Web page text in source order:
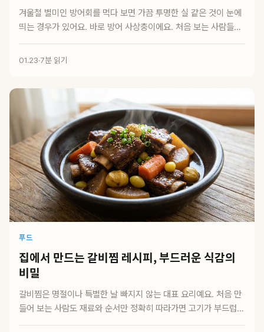
겨울철 별미인 방어회를 먹다 보면 가끔 투명한 실 같은 것이 눈에
띄는 경우가 있어요. 바로 방어 사상충이에요. 처음 보는 사람들은
깜짝 놀라지...
01.23·7분 읽기
푸드
집에서 만드는 갈비찜 레시피, 부드러운 식감의
비밀
갈비찜은 명절이나 특별한 날 빠지지 않는 대표 요리예요. 처음 만
들어 보는 사람도 재료와 순서만 정확히 따라가면 고기가 부드럽게
풀어지는 갈비찜...